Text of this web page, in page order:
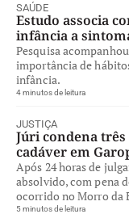
SAÚDE
Estudo associa
infância a
Pesquisa
importância de
infância.
4 minutos de leitura
JUSTIÇA
Júri condena
cadáver em
Após 24 horas de
absolvido, com pena
ocorrido no Morro da
5 minutos de leitura